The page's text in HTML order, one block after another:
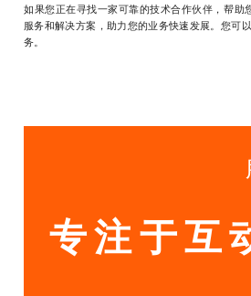
如果您正在寻找一家可靠的技术合作伙伴，帮助
服务和解决方案，助力您的业务快速发展。您可
务。
专注于互